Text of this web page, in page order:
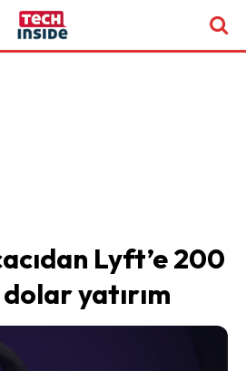
Lyft’e 200
yatırım